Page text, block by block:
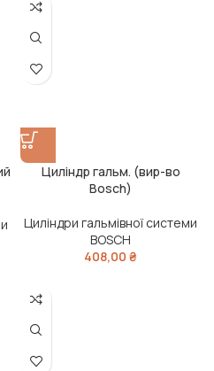
Циліндр гальм. (вир-во
Bosch)
Циліндри гальмівної системи
BOSCH
408,00 ₴